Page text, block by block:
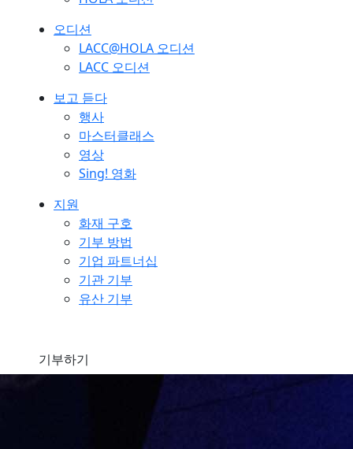
오디션
LACC@HOLA 오디션
LACC 오디션
보고 듣다
행사
마스터클래스
영상
Sing! 영화
지원
화재 구호
기부 방법
기업 파트너십
기관 기부
유산 기부
기부하기